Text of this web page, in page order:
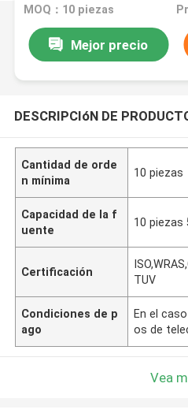
MOQ：10 piezas
Mejor precio
DESCRIPCIóN DE
Cantidad de orde
n mínima
10 piezas
Capacidad de la f
uente
10 piezas
Certificación
TUV
Condiciones de p
ago
En el
os de
Vea